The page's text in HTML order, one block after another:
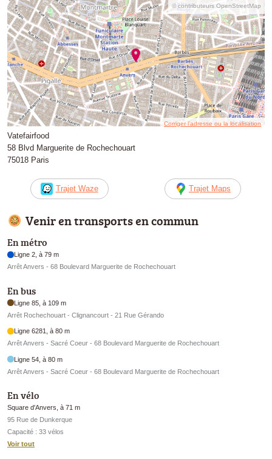
© contributeurs OpenStreetMap
Corriger l’adresse ou la localisation
Vatefairfood
58 Blvd Marguerite de Rochechouart
75018 Paris
Trajet Waze Trajet Maps
Venir en transports en commun
En métro
Ligne 2, à 79 m
Arrêt Anvers - 68 Boulevard Marguerite de Rochechouart
En bus
Ligne 85, à 109 m
Arrêt Rochechouart - Clignancourt - 21 Rue Gérando
Ligne 6281, à 80 m
Arrêt Anvers - Sacré Coeur - 68 Boulevard Marguerite de Rochechouart
Ligne 54, à 80 m
Arrêt Anvers - Sacré Coeur - 68 Boulevard Marguerite de Rochechouart
En vélo
Square d'Anvers, à 71 m
95 Rue de Dunkerque
Capacité : 33 vélos
Voir tout